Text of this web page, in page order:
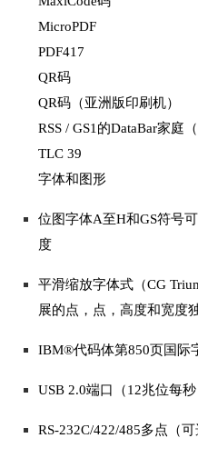
MicroPDF
PDF417
QR码
QR码（亚洲版印刷机）
RSS / GS1的DataBar家庭
TLC 39
字体和图形
位图字体A至H和GS符号
度
平滑缩放字体式（CG
展的点，点，高度和宽度
IBM®代码体第850页国际
USB 2.0端口（12兆位每秒
RS-232C/422/485多点（可